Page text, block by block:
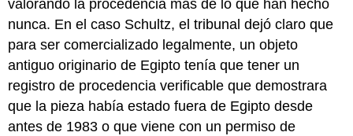
valorando la procedencia más de lo que han hecho
nunca. En el caso Schultz, el tribunal dejó claro que
para ser comercializado legalmente, un objeto
antiguo originario de Egipto tenía que tener un
registro de procedencia verificable que demostrara
que la pieza había estado fuera de Egipto desde
antes de 1983 o que viene con un permiso de